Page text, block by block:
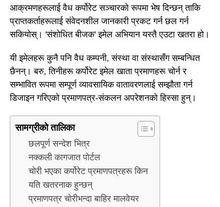
आक्रमणहरूलाई वैध कर्पोरेट सञ्चारको रूपमा भेष दिन्छन् ताकि
प्राप्तकर्ताहरूलाई संवेदनशील जानकारी प्रकट गर्न छल गर्न
सकियोस्। 'संशोधित बीजक' इमेल अभियान यस्तै एउटा खतरा हो।
यी इमेलहरू कुनै पनि वैध कम्पनी, संस्था वा संस्थासँग सम्बन्धित
छैनन्। बरु, तिनीहरू कर्पोरेट इमेल खाता प्रमाणहरू चोर्न र
सम्भावित रूपमा सम्पूर्ण व्यावसायिक वातावरणलाई सम्झौता गर्न
डिजाइन गरिएको प्रमाणपत्र-संकलन अपरेशनको हिस्सा हुन्।
सामग्रीको तालिका
छलपूर्ण सन्देश भित्र
नक्कली कागजात पोर्टल
चोरी भएका कर्पोरेट प्रमाणपत्रहरू किन
यति खतरनाक हुन्छन्
प्रमाणपत्र चोरीभन्दा बाहिर मालवेयर